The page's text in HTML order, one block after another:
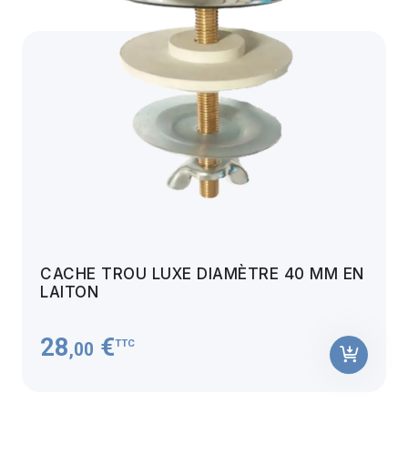
CACHE TROU LUXE DIAMÈTRE 40 MM EN
LAITON
28,00 €TTC